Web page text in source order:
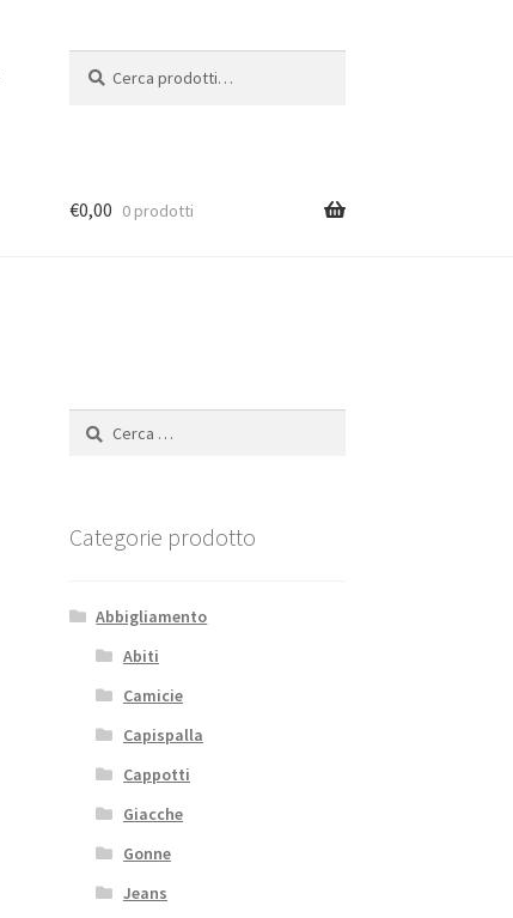
€0,00 0 prodotti
Ricerca
Categorie prodotto
Abbigliamento
Abiti
Camicie
Capispalla
Cappotti
Giacche
Gonne
Jeans